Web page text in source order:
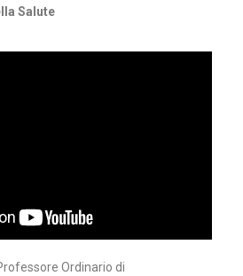
Salute
Ordinario di